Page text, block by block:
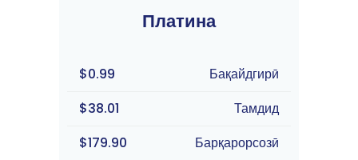
Платина
$0.99
Бақайдгирӣ
$38.01
Тамдид
$179.90
Барқарорсозӣ